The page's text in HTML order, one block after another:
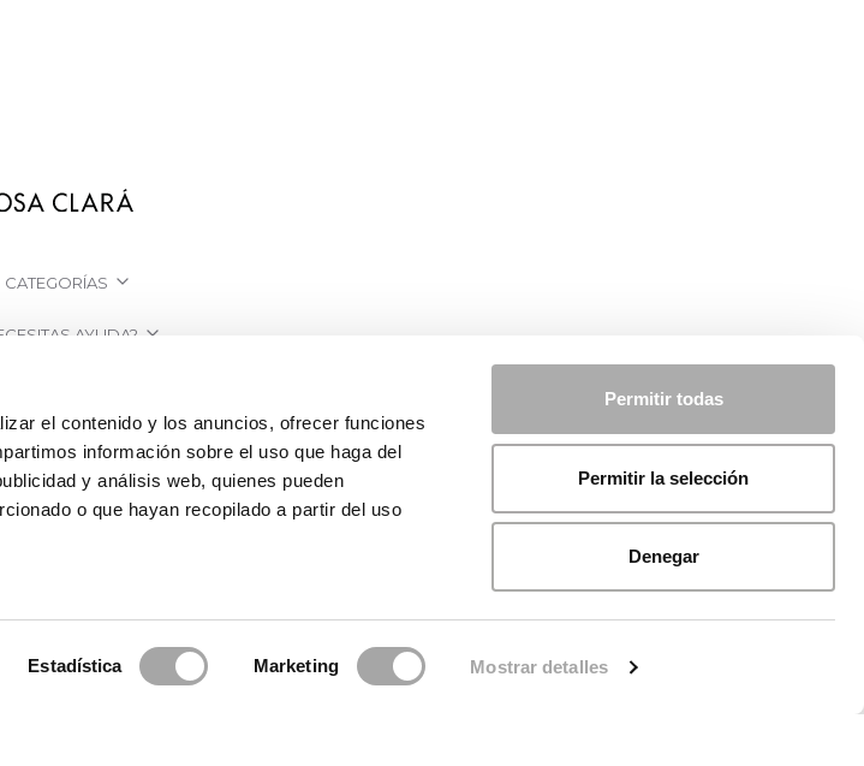
el contenido y los anuncios, ofrecer funciones
información sobre el uso que haga del
y análisis web, quienes pueden
o que hayan recopilado a partir del uso
Estadística Marketing Mostrar detalles
Permitir todas
Permitir la selección
Denegar
CATEGORÍAS
AYUDA?